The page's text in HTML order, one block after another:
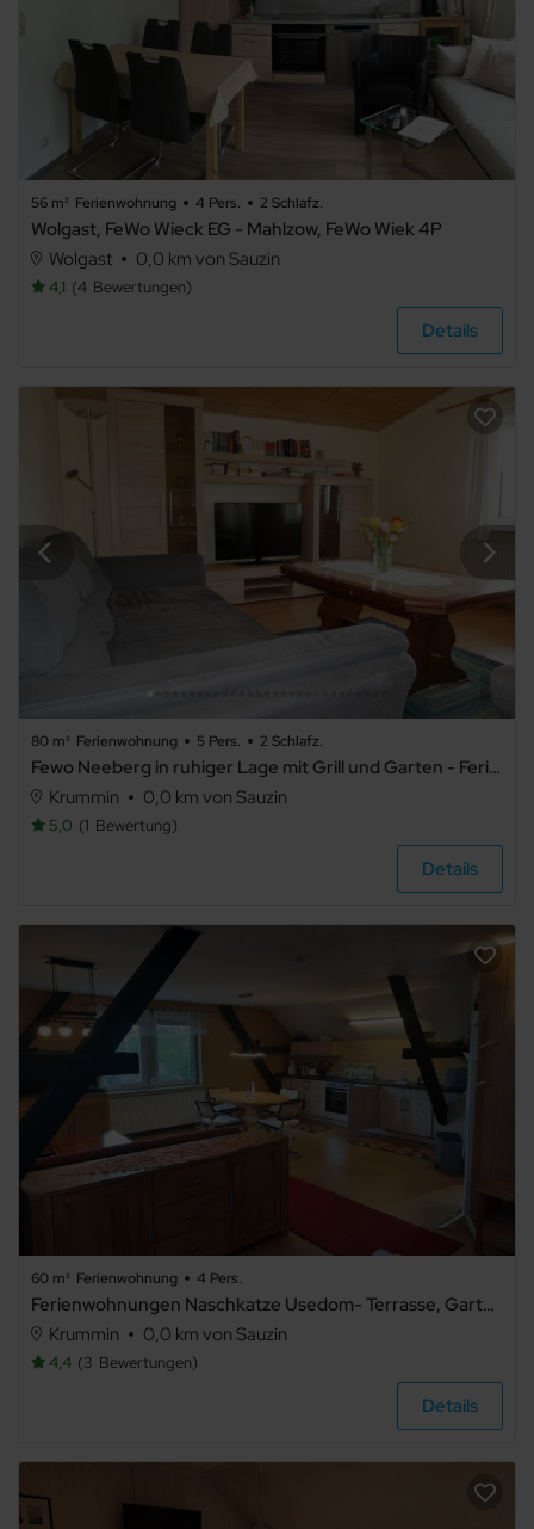
56 m² Ferienwohnung 4 Pers. 2 Schlafz.
Wolgast, FeWo Wieck EG - Mahlzow, FeWo Wiek 4P
Wolgast
0,0 km von Sauzin
4,1 4 Bewertungen
Details
80 m² Ferienwohnung 5 Pers. 2 Schlafz.
Fewo Neeberg in ruhiger Lage mit Grill und Garten - Ferienwohnung
Krummin
0,0 km von Sauzin
5,0 1 Bewertung
Details
60 m² Ferienwohnung 4 Pers.
Ferienwohnungen Naschkatze Usedom- Terrasse, Garten & Ruhe - Ferienwohnung 2
Krummin
0,0 km von Sauzin
4,4 3 Bewertungen
Details